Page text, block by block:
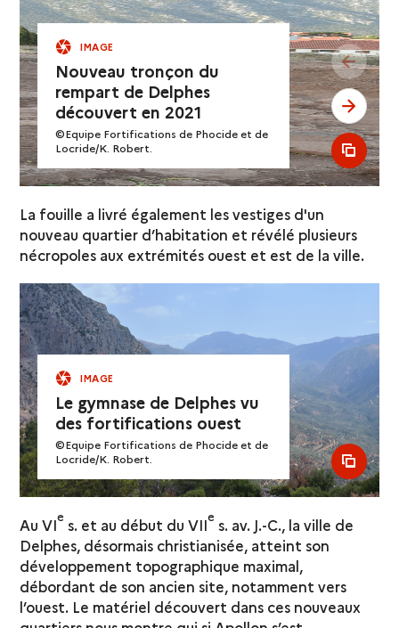
IMAGE
Nouveau tronçon du
rempart de Delphes
découvert en 2021
©Equipe Fortifications de Phocide et de
Locride/K. Robert.
see
see
see
La fouille a livré également les vestiges d'un
nouveau quartier d’habitation et révélé plusieurs
nécropoles aux extrémités ouest et est de la ville.
IMAGE
Le gymnase de Delphes vu
des fortifications ouest
©Equipe Fortifications de Phocide et de
Locride/K. Robert.
see
Au VIe s. et au début du VIIe s. av. J.-C., la ville de
Delphes, désormais christianisée, atteint son
développement topographique maximal,
débordant de son ancien site, notamment vers
l’ouest. Le matériel découvert dans ces nouveaux